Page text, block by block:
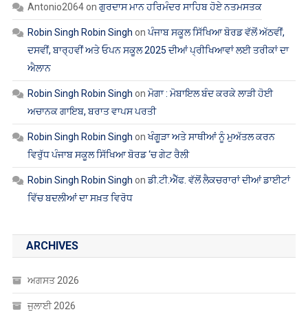
Antonio2064on ਗੁਰਦਾਸ ਮਾਨ ਹਰਿਮੰਦਰ ਸਾਹਿਬ ਹੋਏ ਨਤਮਸਤਕ
Robin Singh Robin Singh onਪੰਜਾਬ ਸਕੂਲ ਸਿੱਖਿਆ ਬੋਰਡ ਵੱਲੋਂ ਅੱਠਵੀਂ,
ਦਸਵੀਂ, ਬਾਰ੍ਹਵੀਂ ਅਤੇ ਓਪਨ ਸਕੂਲ 2025 ਦੀਆਂ ਪ੍ਰੀਖਿਆਵਾਂ ਲਈ ਤਰੀਕਾਂ ਦਾ
ਐਲਾਨ
Robin Singh Robin Singh on ਮੋਗਾ : ਮੋਬਾਇਲ ਬੰਦ ਕਰਕੇ ਲਾੜੀ ਹੋਈ
ਅਚਾਨਕ ਗਾਇਬ, ਬਰਾਤ ਵਾਪਸ ਪਰਤੀ
Robin Singh Robin Singh onਖੰਗੂੜਾ ਅਤੇ ਸਾਥੀਆਂ ਨੂੰ ਮੁਅੱਤਲ ਕਰਨ
ਵਿਰੁੱਧ ਪੰਜਾਬ ਸਕੂਲ ਸਿੱਖਿਆ ਬੋਰਡ ‘ਚ ਗੇਟ ਰੈਲੀ
Robin Singh Robin Singh onਡੀ.ਟੀ.ਐੱਫ. ਵੱਲੋਂ ਲੈਕਚਰਾਰਾਂ ਦੀਆਂ ਡਾਈਟਾਂ
ਵਿੱਚ ਬਦਲੀਆਂ ਦਾ ਸਖ਼ਤ ਵਿਰੋਧ
ARCHIVES
ਅਗਸਤ 2026
ਜੁਲਾਈ 2026